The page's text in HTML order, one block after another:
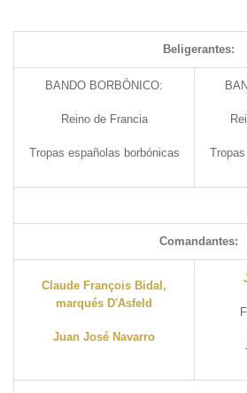
Beligerantes:
BANDO BORBÓNICO:
Reino de Francia
Tropas españolas borbónicas
Comandantes:
Claude François Bidal,
marqués D'Asfeld
Juan José Navarro